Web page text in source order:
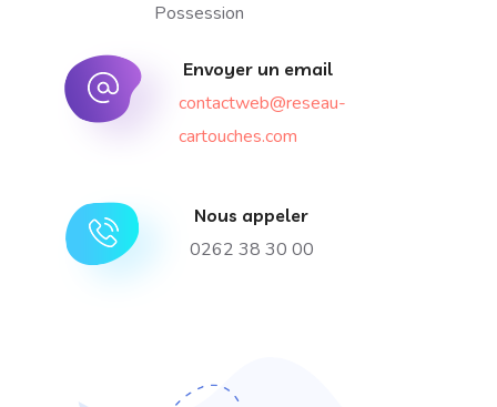
Possession
Envoyer un email
contactweb@reseau-
cartouches.com
Nous appeler
0262 38 30 00